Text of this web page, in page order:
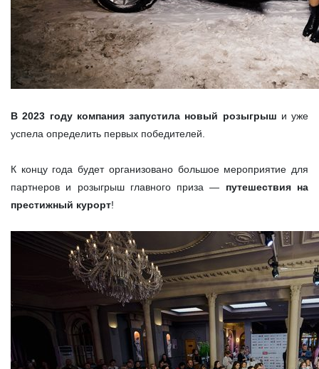
В 2023 году компания запустила новый розыгрыш и уже
успела определить первых победителей.
К концу года будет организовано большое мероприятие для
партнеров и розыгрыш главного приза — путешествия на
престижный курорт!